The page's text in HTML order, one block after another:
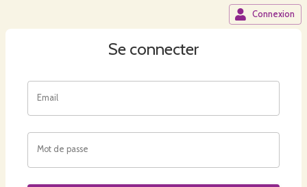
Connexion
Se connecter
Email
Mot de passe